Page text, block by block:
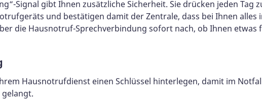
Signal gibt Ihnen zusätzliche Sicherheit. Sie drücken jeden
und bestätigen damit der Zentrale, dass bei Ihnen
die Hausnotruf-Sprechverbindung sofort nach, ob Ihnen etwas
Hausnotrufdienst einen Schlüssel hinterlegen, damit im